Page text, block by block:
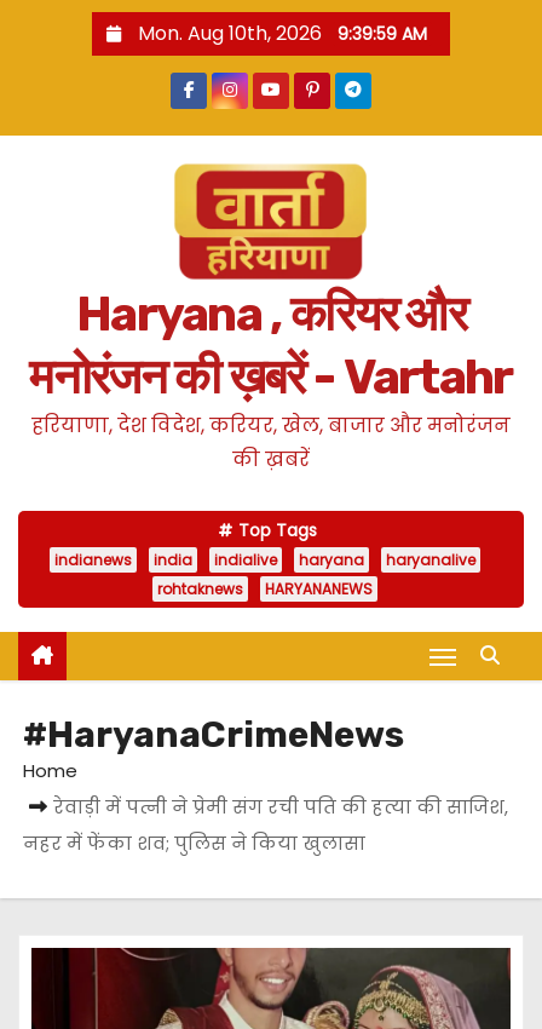
Mon. Aug 10th, 2026 9:40:00 AM
Haryana , करियर और
मनोरंजन की ख़बरें - Vartahr
हरियाणा, देश विदेश, करियर, खेल, बाजार और मनोरंजन
की ख़बरें
Top Tags
indianews india indialive haryana
haryanalive
rohtaknews
HARYANANEWS
#HaryanaCrimeNews
Home
रेवाड़ी में पत्नी ने प्रेमी संग रची पति की हत्या की साजिश,
नहर में फेंका शव; पुलिस ने किया खुलासा